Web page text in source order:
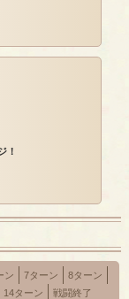
！
ン 7ターン
8ターン
14ターン 戦闘終了